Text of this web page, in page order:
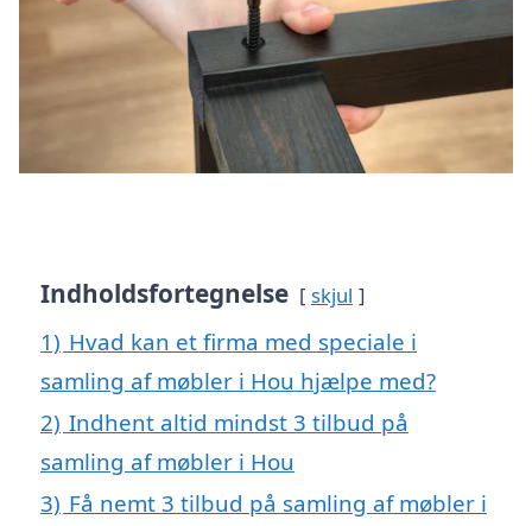
Indholdsfortegnelse skjul
1) Hvad kan et firma med speciale i
samling af møbler i Hou hjælpe med?
2) Indhent altid mindst 3 tilbud på
samling af møbler i Hou
3) Få nemt 3 tilbud på samling af møbler i